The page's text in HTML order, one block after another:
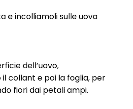
e incolliamoli sulle uova
dell’uovo,
collant e poi la foglia, per
fiori dai petali ampi.